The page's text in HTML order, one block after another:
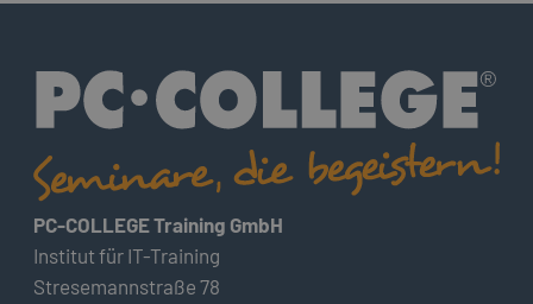
PC-COLLEGE Training GmbH
Institut für IT-Training
Stresemannstraße 78